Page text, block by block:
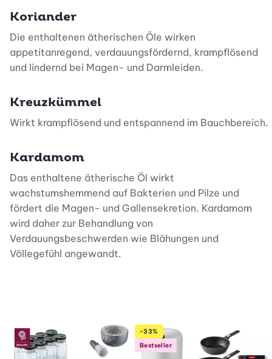
Koriander
Die enthaltenen ätherischen Öle wirken
appetitanregend, verdauungsfördernd, krampflösend
und lindernd bei Magen- und Darmleiden.
Kreuzkümmel
Wirkt krampflösend und entspannend im Bauchbereich.
Kardamom
Das enthaltene ätherische Öl wirkt
wachstumshemmend auf Bakterien und Pilze und
fördert die Magen- und Gallensekretion. Kardamom
wird daher zur Behandlung von
Verdauungsbeschwerden wie Blähungen und
Völlegefühl angewandt.
-33%
Bestseller